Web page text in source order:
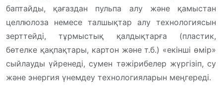
баптайды, қағаздан пульпа алу және қамыстан
целлюлоза немесе талшықтар алу технологиясын
зерттейді, тұрмыстық қалдықтарға (пластик,
бөтелке қақпақтары, картон және т.б.) «екінші өмір»
сыйлауды үйренеді, сумен тәжірибелер жүргізіп, су
және энергия үнемдеу технологияларын меңгереді.